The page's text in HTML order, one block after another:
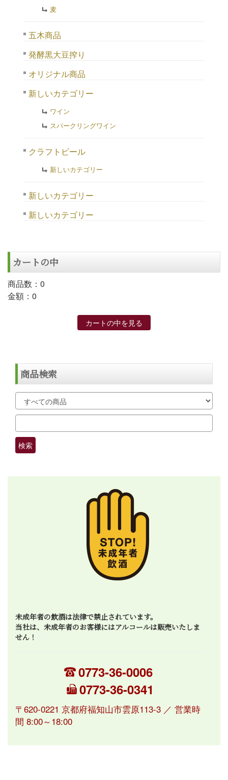
麦
五木商品
発酵黒大豆搾り
オリジナル商品
新しいカテゴリー
ワイン
スパークリングワイン
クラフトビール
新しいカテゴリー
新しいカテゴリー
新しいカテゴリー
カートの中
商品数：0
金額：0
カートの中を見る
商品検索
未成年者の飲酒は法律で禁止されています。
当社は、未成年者のお客様にはアルコールは販売いたしま
せん！
0773-36-0006
0773-36-0341
〒620-0221 京都府福知山市雲原113-3 ／ 営業時
間 8:00～18:00